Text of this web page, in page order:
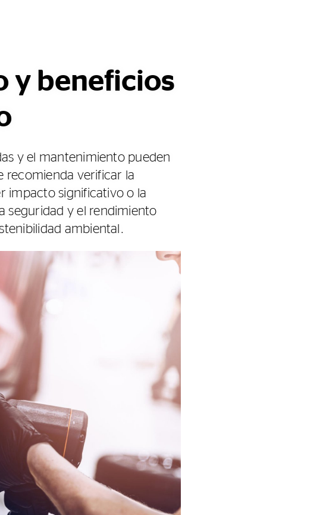
y beneficios
y el mantenimiento pueden
recomienda verificar la
impacto significativo o la
seguridad y el rendimiento
ambiental.